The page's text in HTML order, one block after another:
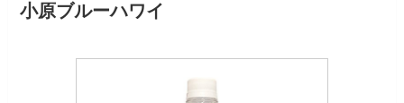
小原ブルーハワイ